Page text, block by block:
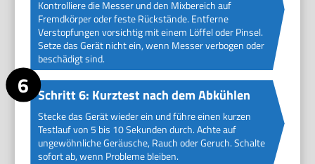
Kontrolliere die Messer und den Mixbereich auf
Fremdkörper oder feste Rückstände. Entferne
Verstopfungen vorsichtig mit einem Löffel oder Pinsel.
Setze das Gerät nicht ein, wenn Messer verbogen oder
beschädigt sind.
Schritt 6: Kurztest nach dem Abkühlen
Stecke das Gerät wieder ein und führe einen kurzen
Testlauf von 5 bis 10 Sekunden durch. Achte auf
ungewöhnliche Geräusche, Rauch oder Geruch. Schalte
sofort ab, wenn Probleme bleiben.